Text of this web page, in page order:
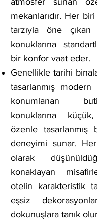
mekanlarıdır. Her
tarzıyla öne
konuklarına
bir konfor vaat eder.
Genellikle tarihi
tasarlanmış modern
konumlanan
konuklarına
özenle tasarlanmış
deneyimi sunar.
olarak
konaklayan
otelin karakteristik
eşsiz
dokunuşlara tanık